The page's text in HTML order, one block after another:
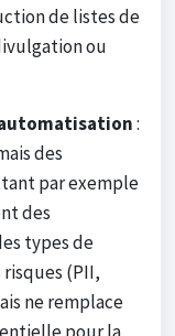
de listes de
ou
:
des
par exemple
des
types de
(PII,
ne remplace